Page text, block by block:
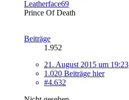
Leatherface69
Prince Of Death
Beiträge
1.952
21. August 2015 um 19:23
1.020 Beiträge hier
#4.632